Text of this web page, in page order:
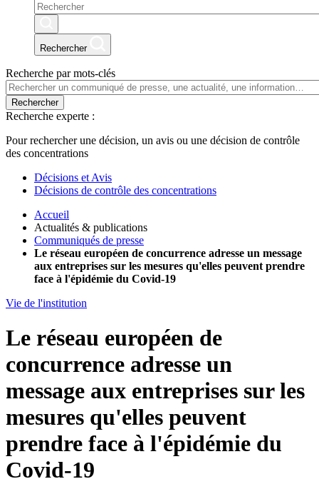
Rechercher
Recherche par mots-clés
Rechercher
Recherche experte :
Pour rechercher une décision, un avis ou une décision de contrôle
des concentrations
Décisions et Avis
Décisions de contrôle des concentrations
Accueil
Actualités & publications
Communiqués de presse
Le réseau européen de concurrence adresse un message
aux entreprises sur les mesures qu'elles peuvent prendre
face à l'épidémie du Covid-19
Vie de l'institution
Le réseau européen de
concurrence adresse un
message aux entreprises sur les
mesures qu'elles peuvent
prendre face à l'épidémie du
Covid-19